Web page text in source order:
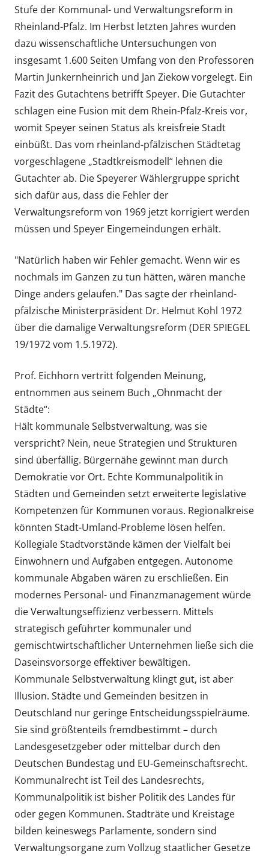
Stufe der Kommunal- und Verwaltungsreform in
Rheinland-Pfalz. Im Herbst letzten Jahres wurden
dazu wissenschaftliche Untersuchungen von
insgesamt 1.600 Seiten Umfang von den Professoren
Martin Junkernheinrich und Jan Ziekow vorgelegt. Ein
Fazit des Gutachtens betrifft Speyer. Die Gutachter
schlagen eine Fusion mit dem Rhein-Pfalz-Kreis vor,
womit Speyer seinen Status als kreisfreie Stadt
einbüßt. Das vom rheinland-pfälzischen Städtetag
vorgeschlagene „Stadtkreismodell“ lehnen die
Gutachter ab. Die Speyerer Wählergruppe spricht
sich dafür aus, dass die Fehler der
Verwaltungsreform von 1969 jetzt korrigiert werden
müssen und Speyer Eingemeindungen erhält.
"Natürlich haben wir Fehler gemacht. Wenn wir es
nochmals im Ganzen zu tun hätten, wären manche
Dinge anders gelaufen." Das sagte der rheinland-
pfälzische Ministerpräsident Dr. Helmut Kohl 1972
über die damalige Verwaltungsreform (DER SPIEGEL
19/1972 vom 1.5.1972).
Prof. Eichhorn vertritt folgenden Meinung,
entnommen aus seinem Buch „Ohnmacht der
Städte“:
Hält kommunale Selbstverwaltung, was sie
verspricht? Nein, neue Strategien und Strukturen
sind überfällig. Bürgernähe gewinnt man durch
Demokratie vor Ort. Echte Kommunalpolitik in
Städten und Gemeinden setzt erweiterte legislative
Kompetenzen für Kommunen voraus. Regionalkreise
könnten Stadt-Umland-Probleme lösen helfen.
Kollegiale Stadtvorstände kämen der Vielfalt bei
Einwohnern und Aufgaben entgegen. Autonome
kommunale Abgaben wären zu erschließen. Ein
modernes Personal- und Finanzmanagement würde
die Verwaltungseffizienz verbessern. Mittels
strategisch geführter kommunaler und
gemischtwirtschaftlicher Unternehmen ließe sich die
Daseinsvorsorge effektiver bewältigen.
Kommunale Selbstverwaltung klingt gut, ist aber
Illusion. Städte und Gemeinden besitzen in
Deutschland nur geringe Entscheidungsspielräume.
Sie sind größtenteils fremdbestimmt – durch
Landesgesetzgeber oder mittelbar durch den
Deutschen Bundestag und EU-Gemeinschaftsrecht.
Kommunalrecht ist Teil des Landesrechts,
Kommunalpolitik ist bisher Politik des Landes für
oder gegen Kommunen. Stadträte und Kreistage
bilden keineswegs Parlamente, sondern sind
Verwaltungsorgane zum Vollzug staatlicher Gesetze